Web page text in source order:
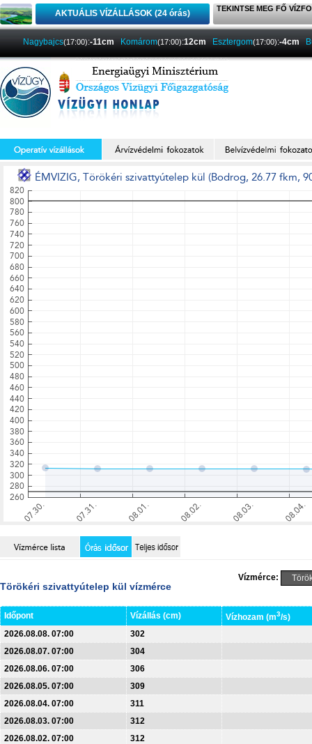
AKTUÁLIS VÍZÁLLÁSOK (24 órás) TEKINTSE MEG FŐ
Nagybajcs(17:00):-11cm Komárom(17:00):12cm Esztergom(17:00):-4cm
Vízmérce:
Törökéri szivattyútelep kül vízmérce
Időpont Vízállás (cm) Vízhozam (m3/s)
2026.08.08. 07:00
302
2026.08.07. 07:00
304
2026.08.06. 07:00
306
2026.08.05. 07:00
309
2026.08.04. 07:00
311
2026.08.03. 07:00
312
2026.08.02. 07:00
312